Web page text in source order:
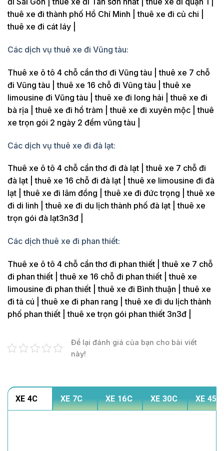
thuê xe đi thành phố Hồ Chí Minh | thuê xe đi củ chi |
thuê xe đi cát láy |
Các dịch vụ thuê xe đi Vũng tàu:
Thuê xe ô tô 4 chỗ cần thơ đi Vũng tàu | thuê xe 7 chỗ
đi Vũng tàu | thuê xe 16 chỗ đi Vũng tàu | thuê xe
limousine đi Vũng tàu | thuê xe đi long hải | thuê xe đi
bà rịa | thuê xe đi hồ tràm | thuê xe đi xuyên mộc | thuê
xe trọn gói 2 ngày 2 đểm vũng tàu |
Các dịch vụ thuê xe đi đà lạt:
Thuê xe ô tô 4 chỗ cần thơ đi đà lạt | thuê xe 7 chỗ đi
đà lạt | thuê xe 16 chỗ đi đà lạt | thuê xe limousine đi đà
lạt | thuê xe đi lâm đồng | thuê xe đi đức trọng | thuê xe
đi di linh | thuê xe đi du lịch thành phố đà lạt | thuê xe
trọn gói đà lạt3n3đ |
Các dịch thuê xe đi phan thiết:
Thuê xe ô tô 4 chỗ cần thơ đi phan thiết | thuê xe 7 chỗ
đi phan thiết | thuê xe 16 chỗ đi phan thiết | thuê xe
limousine đi phan thiết | thuê xe đi Bình thuận | thuê xe
đi tà cú | thuê xe đi phan rang | thuê xe đi du lịch thành
phố phan thiết | thuê xe trọn gói phan thiết 3n3đ |
Để lại đánh giá của bạn cho bài viết
này!
XE 4C XE 7C XE 16C XE 30C XE 45C